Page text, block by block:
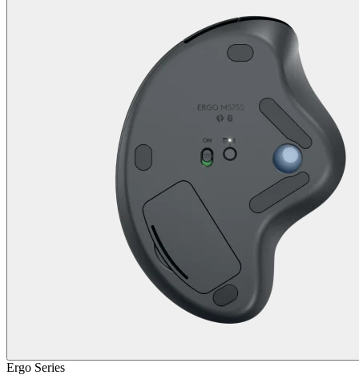
Ergo Series